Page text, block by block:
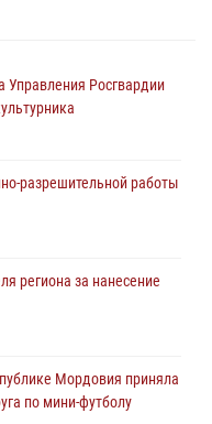
Управления Росгвардии
разрешительной работы
региона за нанесение
Мордовия приняла
по мини-футболу